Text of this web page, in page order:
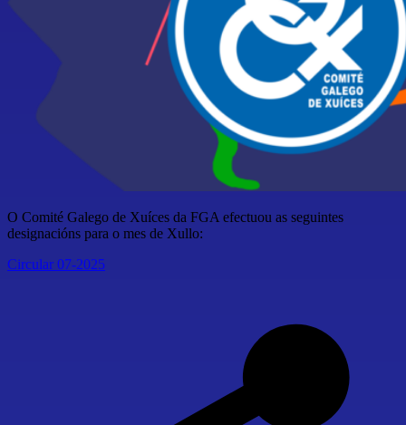
O Comité Galego de Xuíces da FGA efectuou as seguintes
designacións para o mes de Xullo:
Circular 07-2025